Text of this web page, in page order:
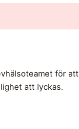
för att
att lyckas.